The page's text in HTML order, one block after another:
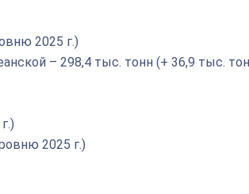
2025 г.)
– 298,4 тыс. тонн (+ 36,9 тыс.
2025 г.)